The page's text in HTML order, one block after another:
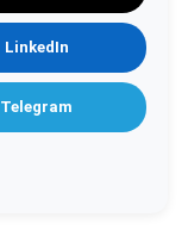
LinkedIn
Telegram